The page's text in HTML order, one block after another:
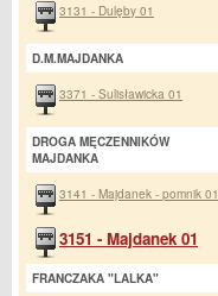
3131 - Dulęby 01
D.M.MAJDANKA
3371 - Sulisławicka 01
DROGA MĘCZENNIKÓW
MAJDANKA
3141 - Majdanek - pomnik 01
3151 - Majdanek 01
FRANCZAKA "LALKA"